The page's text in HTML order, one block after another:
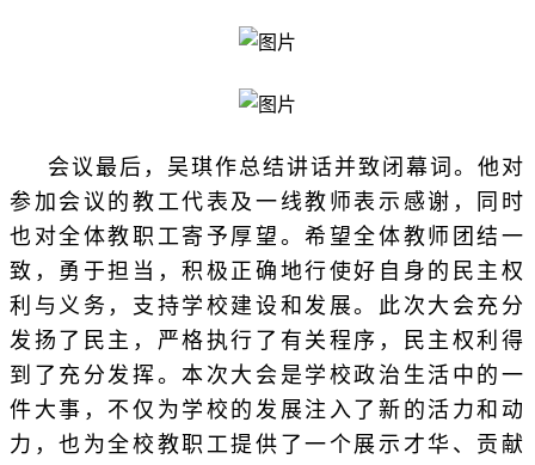
会议最后，吴琪作总结讲话并致闭幕词。他对
参加会议的教工代表及一线教师表示感谢，同时
也对全体教职工寄予厚望。希望全体教师团结一
致，勇于担当，积极正确地行使好自身的民主权
利与义务，支持学校建设和发展。此次大会充分
发扬了民主，严格执行了有关程序，民主权利得
到了充分发挥。本次大会是学校政治生活中的一
件大事，不仅为学校的发展注入了新的活力和动
力，也为全校教职工提供了一个展示才华、贡献